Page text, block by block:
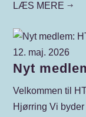
LÆS MERE $
12. maj. 2026
Nyt
Velkommen til
Hjørring Vi